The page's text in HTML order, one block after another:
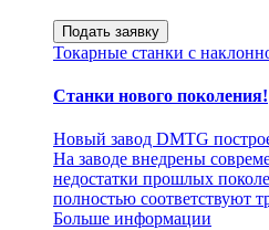
Подать заявку
Токарные станки с
Станки нового поколения!
Новый завод DMTG
На заводе внедрены
недостатки прошлых
полностью соответствуют
Больше информации